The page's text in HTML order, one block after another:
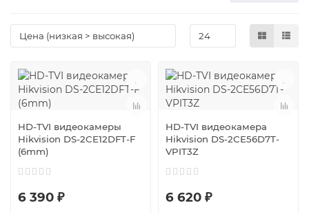
HD-TVI видеокамеры
Hikvision DS-2CE12DFT-F
(6mm)
6 390 ₽
HD-TVI видеокамера
Hikvision DS-2CE56D7T-
VPIT3Z
6 620 ₽